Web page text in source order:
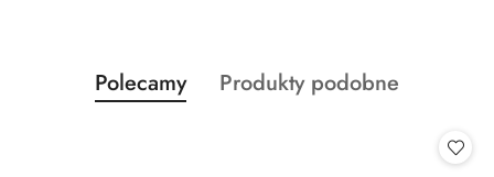
Pomiń karuzelę produktów
Produkty
o
Polecamy
Produkty
Produkty podobne